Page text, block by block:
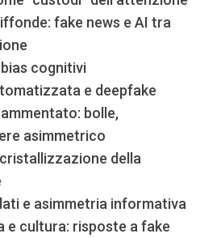
fake news e AI tra
cognitivi
e deepfake
bolle,
asimmetrico
della
e asimmetria informativa
e cultura: risposte a fake